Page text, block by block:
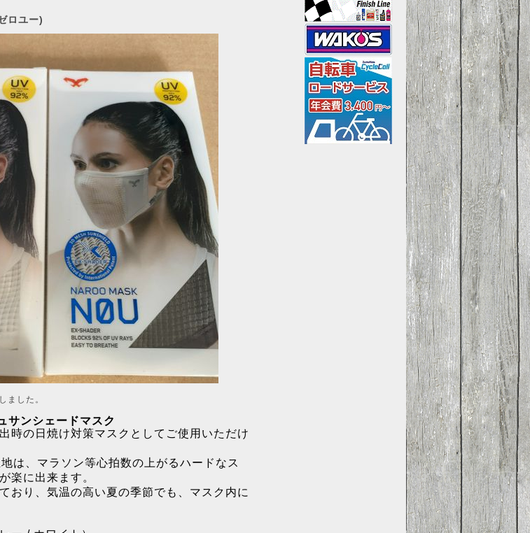
ロユー)
ました。
サンシェードマスク
時の日焼け対策マスクとしてご使用いただけ
は、マラソン等心拍数の上がるハードなス
楽に出来ます。
おり、気温の高い夏の季節でも、マスク内に